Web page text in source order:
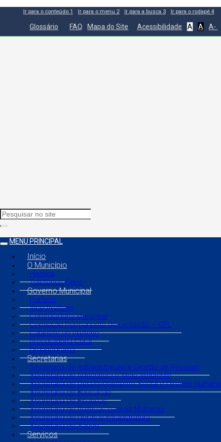
Ir para o conteúdo 1 Ir para o menu 2 Ir para a busca 3 Ir para o rodapé 4
Glossário FAQ Mapa do Site Acessibilidade A A A-
MENU PRINCIPAL
Início
O Município
História
Telefones Úteis
Governo Municipal
Prefeito
Vice Prefeito
Controladoria Municipal
Comissão Permanente de Licitação – CPL
Gabinete do Prefeito
Procuradoria Geral
Organograma
Secretarias
Secretaria de Administração e Gestão de Pessoas
Secretaria de Agricultura e Meio Ambiente
Secretaria de Desenvolvimento Social e Direitos
Secretaria de Educação
Secretaria de Finanças
Secretaria de Políticas para as Mulheres
Secretaria de Obras e Infraestrutura
Secretaria de Saúde
Serviços